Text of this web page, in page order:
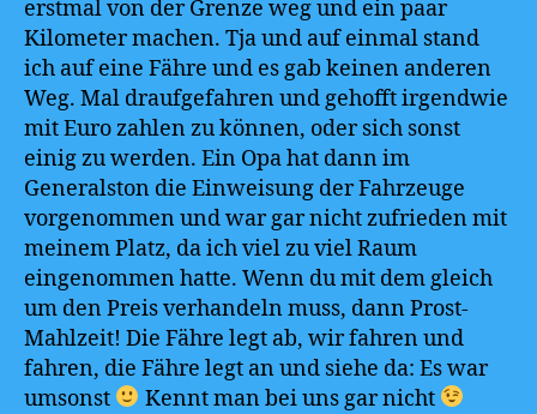
erstmal von der Grenze weg und ein paar
Kilometer machen. Tja und auf einmal stand
ich auf eine Fähre und es gab keinen anderen
Weg. Mal draufgefahren und gehofft irgendwie
mit Euro zahlen zu können, oder sich sonst
einig zu werden. Ein Opa hat dann im
Generalston die Einweisung der Fahrzeuge
vorgenommen und war gar nicht zufrieden mit
meinem Platz, da ich viel zu viel Raum
eingenommen hatte. Wenn du mit dem gleich
um den Preis verhandeln muss, dann Prost-
Mahlzeit! Die Fähre legt ab, wir fahren und
fahren, die Fähre legt an und siehe da: Es war
umsonst
Kennt man bei uns gar nicht